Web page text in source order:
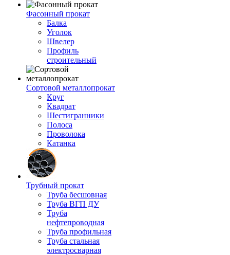
Фасонный прокат
Балка
Уголок
Швелер
Профиль
строительный
Сортовой металлопрокат
Круг
Квадрат
Шестигранники
Полоса
Проволока
Катанка
Трубный прокат
Труба бесшовная
Труба ВГП ДУ
Труба
нефтепроводная
Труба профильная
Труба стальная
электросварная